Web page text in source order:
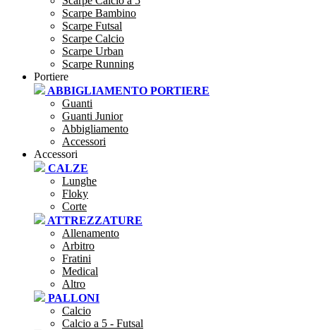
Scarpe Bambino
Scarpe Futsal
Scarpe Calcio
Scarpe Urban
Scarpe Running
Portiere
ABBIGLIAMENTO PORTIERE
Guanti
Guanti Junior
Abbigliamento
Accessori
Accessori
CALZE
Lunghe
Floky
Corte
ATTREZZATURE
Allenamento
Arbitro
Fratini
Medical
Altro
PALLONI
Calcio
Calcio a 5 - Futsal